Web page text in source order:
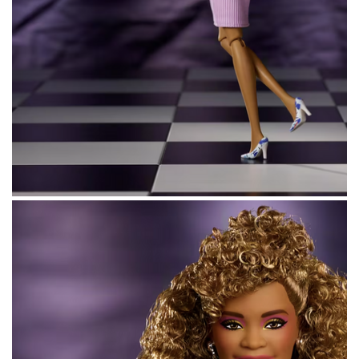
карибской диаспоры— в нашем материале
Больше новостей о моде, красоте
и современной культуре — в
Над созданием куклы команда Mattel
работала вместе с Пэт Хьюстон, невесткой
и управляющей наследием певицы, а также
музыкальной компанией Primary Wave
Music. Главным визуальным референсом
стал образ Хьюстон вклипеI Wanna Dance